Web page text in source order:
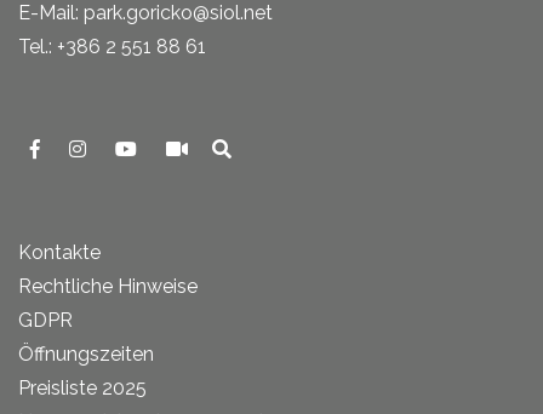
E-Mail: park.goricko@siol.net
Tel.: +386 2 551 88 61
Kontakte
Rechtliche Hinweise
GDPR
Öffnungszeiten
Preisliste 2025